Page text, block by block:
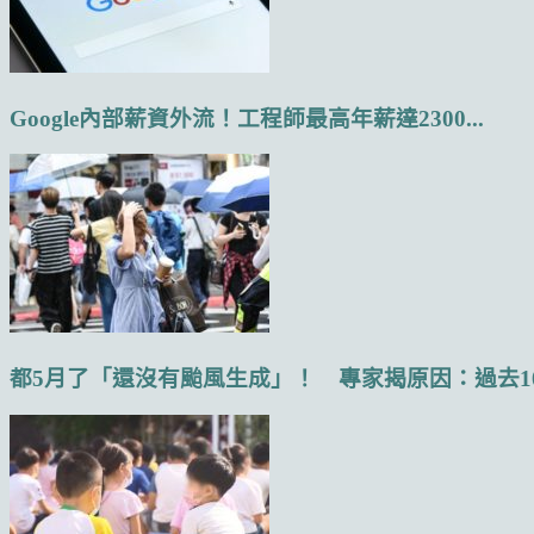
Google內部薪資外流！工程師最高年薪達2300...
都5月了「還沒有颱風生成」！ 專家揭原因：過去